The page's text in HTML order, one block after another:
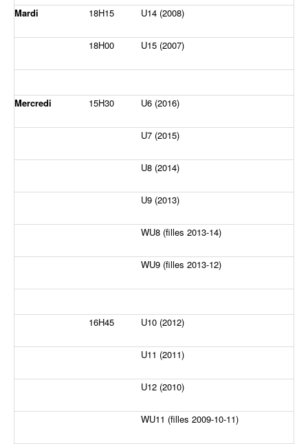
Mardi 18H15 U14 (2008)
18H00 U15 (2007)
Mercredi 15H30 U6 (2016)
U7 (2015)
U8 (2014)
U9 (2013)
WU8 (filles 2013-14)
WU9 (filles 2013-12)
16H45 U10 (2012)
U11 (2011)
U12 (2010)
WU11 (filles 2009-10-11)